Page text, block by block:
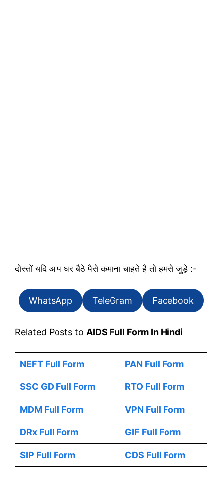
दोस्तों यदि आप घर बैठे पैसे कमाना चाहते है तो हमसे जुड़े :-
WhatsApp TeleGram Facebook
Related Posts to AIDS Full Form In Hindi
NEFT Full Form PAN Full Form
SSC GD Full Form RTO Full Form
MDM Full Form VPN Full Form
DRx Full Form GIF Full Form
SIP Full Form CDS Full Form